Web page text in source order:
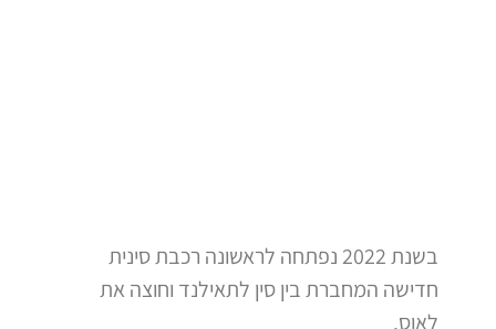
בשנת 2022 נפתחה לראשונה רכבת סינית
חדישה המחברת בין סין לתאילנד וחוצה את
לאוס.